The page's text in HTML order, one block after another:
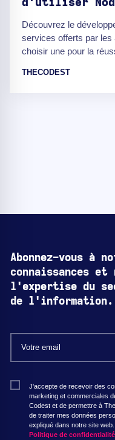
d'utiliser
Découvrez le
services offerts par
choisir une pour la
THECODEST
Abonnez-vous à
connaissances
l'expertise du
de l'information.
J'accepte de recevoir des
marketing et commerciales
Codest et de permettre à
de traiter mes données
expliqué dans notre site web.
Politique de